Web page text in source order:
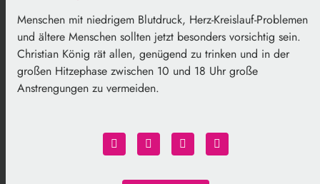
Menschen mit niedrigem Blutdruck, Herz-Kreislauf-Problemen
und ältere Menschen sollten jetzt besonders vorsichtig sein.
Christian König rät allen, genügend zu trinken und in der
großen Hitzephase zwischen 10 und 18 Uhr große
Anstrengungen zu vermeiden.